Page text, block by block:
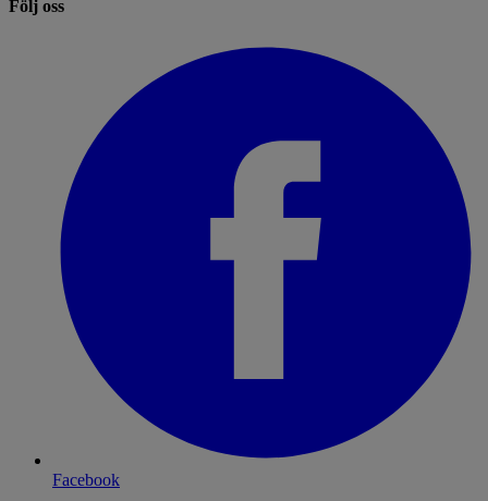
Följ oss
Facebook